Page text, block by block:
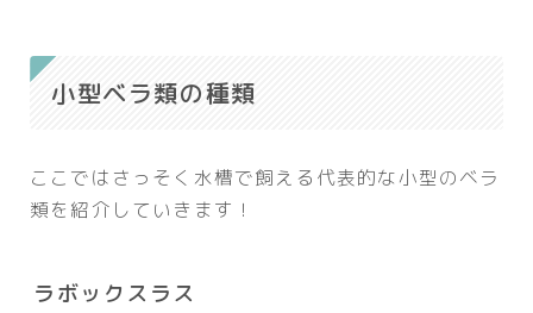
小型ベラ類の種類
ここではさっそく水槽で飼える代表的な小型のベラ
類を紹介していきます！
ラボックスラス